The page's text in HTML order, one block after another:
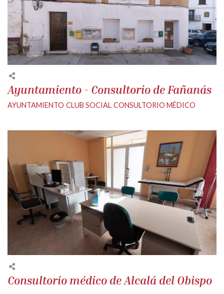
Ayuntamiento - Consultorio de Fañanás
AYUNTAMIENTO CLUB SOCIAL CONSULTORIO MÉDICO
Consultorio médico de Alcalá del Obispo